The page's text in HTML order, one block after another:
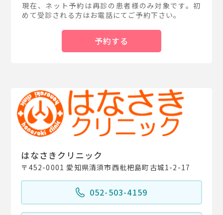
現在、ネット予約は再診の患者様のみ対象です。初
めて受診される方はお電話にてご予約下さい。
予約する
はなさきクリニック
〒452-0001 愛知県清須市西枇杷島町古城1-2-17
052-503-4159